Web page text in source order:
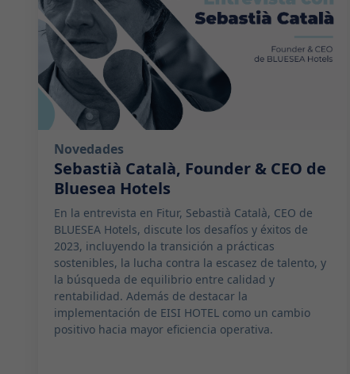
Novedades
Sebastià Català, Founder & CEO de
Bluesea Hotels
En la entrevista en Fitur, Sebastià Català, CEO de
BLUESEA Hotels, discute los desafíos y éxitos de
2023, incluyendo la transición a prácticas
sostenibles, la lucha contra la escasez de talento, y
la búsqueda de equilibrio entre calidad y
rentabilidad. Además de destacar la
implementación de EISI HOTEL como un cambio
positivo hacia mayor eficiencia operativa.